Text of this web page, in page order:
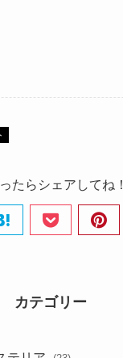
たらシェアしてね！
カテゴリー